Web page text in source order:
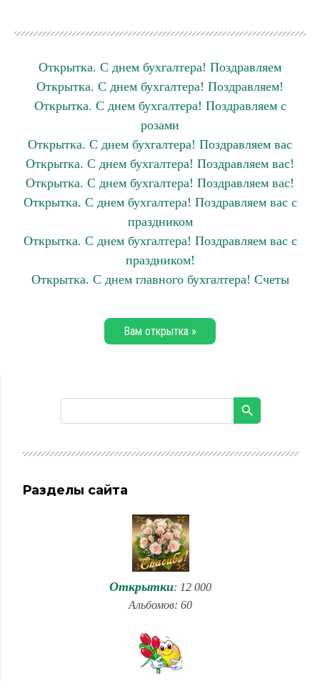
Открытка. С днем бухгалтера! Поздравляем
Открытка. С днем бухгалтера! Поздравляем!
Открытка. С днем бухгалтера! Поздравляем с
розами
Открытка. С днем бухгалтера! Поздравляем вас
Открытка. С днем бухгалтера! Поздравляем вас!
Открытка. С днем бухгалтера! Поздравляем вас!
Открытка. С днем бухгалтера! Поздравляем вас с
праздником
Открытка. С днем бухгалтера! Поздравляем вас с
праздником!
Открытка. С днем главного бухгалтера! Счеты
Вам открытка »
Разделы сайта
Открытки: 12 000
Альбомов: 60